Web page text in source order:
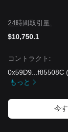
24時間取引量:
$10,750.1
コントラクト :
0x59D9
f85508C (
もっと
今